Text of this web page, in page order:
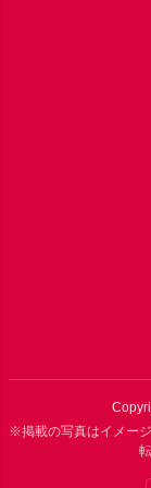
※掲載の写真はイメー